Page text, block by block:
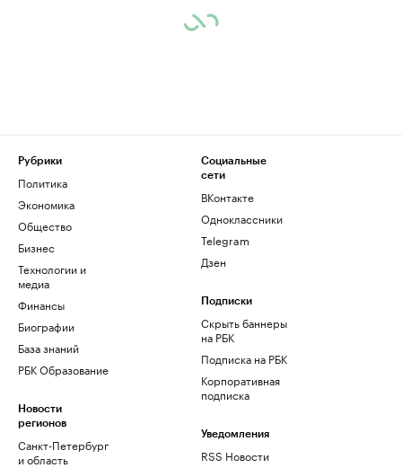
Рубрики
Политика
Экономика
Общество
Бизнес
Технологии и
медиа
Финансы
Биографии
База знаний
РБК Образование
Новости
регионов
Санкт-Петербург
и область
Социальные
сети
ВКонтакте
Одноклассники
Telegram
Дзен
Подписки
Скрыть баннеры
на РБК
Подписка на РБК
Корпоративная
подписка
Уведомления
RSS Новости